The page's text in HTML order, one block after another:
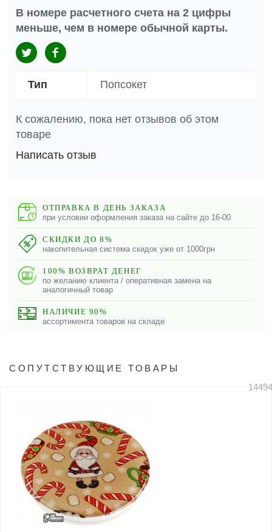
В номере расчетного счета на 2 цифры
меньше, чем в номере обычной карты.
Тип Попсокет
К сожалению, пока нет отзывов об этом
товаре
Написать отзыв
ОТПРАВКА В ДЕНЬ ЗАКАЗА
при условии оформления заказа на сайте до 16-00
СКИДКИ ДО 8%
накопительная система скидок уже от 1000грн
100% ВОЗВРАТ ДЕНЕГ
по желанию клиента / оперативная замена на
аналогичный товар
НАЛИЧИЕ 90%
ассортимента товаров на складе
СОПУТСТВУЮЩИЕ ТОВАРЫ